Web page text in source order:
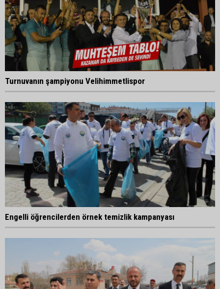
Turnuvanın şampiyonu Velihimmetlispor
Engelli öğrencilerden örnek temizlik kampanyası